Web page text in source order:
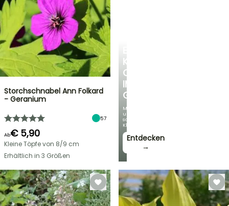
KÜHLE
OASE
IM
GARTEN
Mit
unseren
schönsten
Kletterpflanzen!
Entdecken
→
Storchschnabel Ann Folkard
- Geranium
57
Ab€ 5,90
Kleine Töpfe von 8/9 cm
Erhältlich in 3 Größen